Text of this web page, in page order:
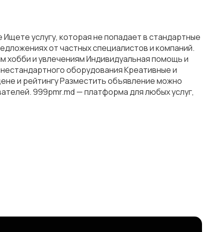
услугу, которая не попадает в стандартные
от частных специалистов и компаний.
хобби и увлечениям Индивидуальная помощь и
оборудования Креативные и
и рейтингу Разместить объявление можно
999pmr.md — платформа для любых услуг,